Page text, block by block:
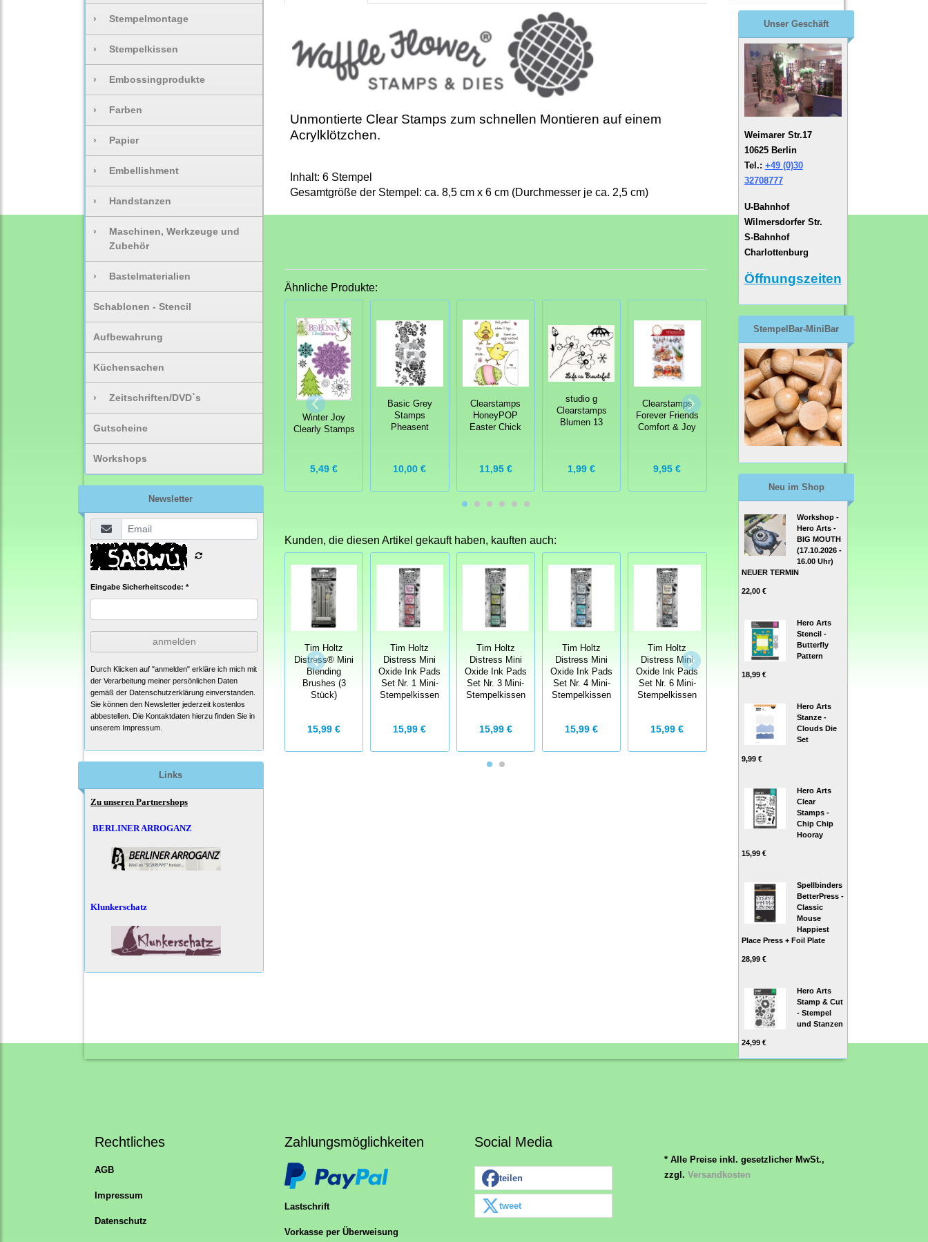
› Stempelmontage
› Stempelkissen
› Embossingprodukte
› Farben
› Papier
› Embellishment
› Handstanzen
›
Maschinen, Werkzeuge und
Zubehör
› Bastelmaterialien
Schablonen - Stencil
Aufbewahrung
Küchensachen
› Zeitschriften/DVD`s
Gutscheine
Workshops
Newsletter
Eingabe Sicherheitscode: *
anmelden
Durch Klicken auf "anmelden" erkläre ich mich mit
der Verarbeitung meiner persönlichen Daten
gemäß der Datenschutzerklärung einverstanden.
Sie können den Newsletter jederzeit kostenlos
abbestellen. Die Kontaktdaten hierzu finden Sie in
unserem Impressum.
Links
Zu unseren Partnershops
BERLINER ARROGANZ
Klunkerschatz
Unmontierte Clear Stamps zum schnellen Montieren auf einem
Acrylklötzchen.
Inhalt: 6 Stempel
Gesamtgröße der Stempel: ca. 8,5 cm x 6 cm (Durchmesser je ca. 2,5 cm)
Ähnliche Produkte:
Winter Joy
Clearly Stamps
5,49 €
Basic Grey
Stamps
Pheasent
10,00 €
Clearstamps
HoneyPOP
Easter Chick
11,95 €
studio g
Clearstamps
Blumen 13
1,99 €
Clearstamps
Forever Friends
Comfort & Joy
9,95 €
Clearstamps
Born to Shop
Housework
studio g
Clearstamps
Blumen 15
Kunden, die diesen Artikel gekauft haben, kauften auch:
Tim Holtz
Distress® Mini
Blending
Brushes (3
Stück)
15,99 €
Tim Holtz
Distress Mini
Oxide Ink Pads
Set Nr. 1 Mini-
Stempelkissen
15,99 €
Tim Holtz
Distress Mini
Oxide Ink Pads
Set Nr. 3 Mini-
Stempelkissen
15,99 €
Tim Holtz
Distress Mini
Oxide Ink Pads
Set Nr. 4 Mini-
Stempelkissen
15,99 €
Tim Holtz
Distress Mini
Oxide Ink Pads
Set Nr. 6 Mini-
Stempelkissen
15,99 €
Tim Holtz
Distress Mini
Oxide Ink Pads
15,99 €
Tim Holtz
Distress Mini
15,99 €
Unser Geschäft
Weimarer Str.17
10625 Berlin
Tel.: +49 (0)30
32708777
U-Bahnhof
Wilmersdorfer Str.
S-Bahnhof
Charlottenburg
Öffnungszeiten
StempelBar-MiniBar
Neu im Shop
Workshop -
Hero Arts -
BIG MOUTH
(17.10.2026 -
16.00 Uhr)
NEUER TERMIN
22,00 €
Hero Arts
Stencil -
Butterfly
Pattern
18,99 €
Hero Arts
Stanze -
Clouds Die
Set
9,99 €
Hero Arts
Clear
Stamps -
Chip Chip
Hooray
15,99 €
Spellbinders
BetterPress -
Classic
Mouse
Happiest
Place Press + Foil Plate
28,99 €
Hero Arts
Stamp & Cut
- Stempel
und Stanzen
24,99 €
Rechtliches
AGB
Impressum
Datenschutz
Zahlungsmöglichkeiten
Lastschrift
Vorkasse per Überweisung
Social Media
teilen
tweet
* Alle Preise inkl. gesetzlicher MwSt.,
zzgl. Versandkosten